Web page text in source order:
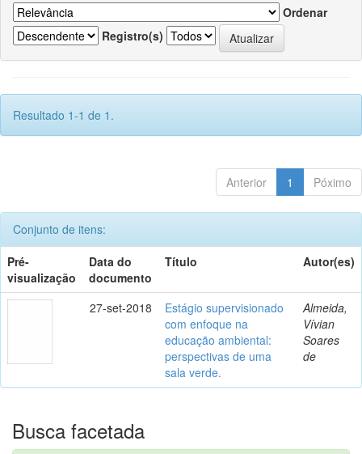
Ordenar
Registro(s)
Resultado 1-1 de 1.
Anterior 1 Póximo
Conjunto de itens:
Pré-
visualização
Data do
documento
Título Autor(es)
27-set-2018
Estágio supervisionado
com enfoque na
educação ambiental:
perspectivas de uma
sala verde.
Almeida,
Vívian
Soares
de
Busca facetada